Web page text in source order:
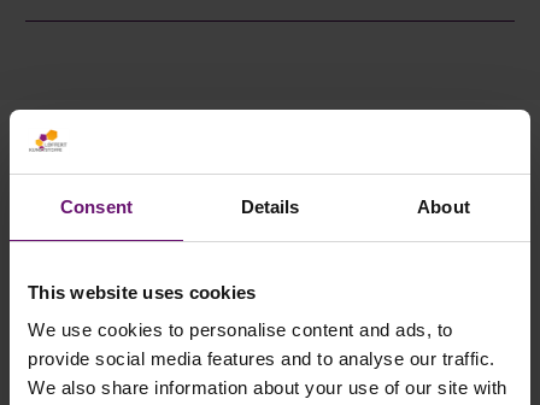
Consent Details About
This website uses cookies
We use cookies to personalise content and ads, to
provide social media features and to analyse our traffic.
We also share information about your use of our site with
Ihre Vorteile in unserem
Onlineshop
✓Versandkostenfrei ab 750€
✓ Service telefonisch & per Mail
✓ Rabatte ab 500€ Warenwert